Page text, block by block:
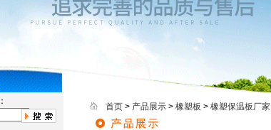
首页 > 产品展示 > 橡塑板 > 橡塑保温板厂家